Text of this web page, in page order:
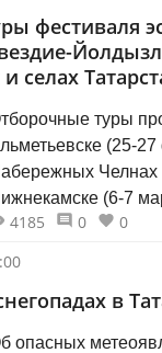
лицами
состоится
в 10.00 часов
фестиваля
селах
туры
(25-
Челнах
(6-7
Чистополе
(26-27
4185 0
0
в
опасных